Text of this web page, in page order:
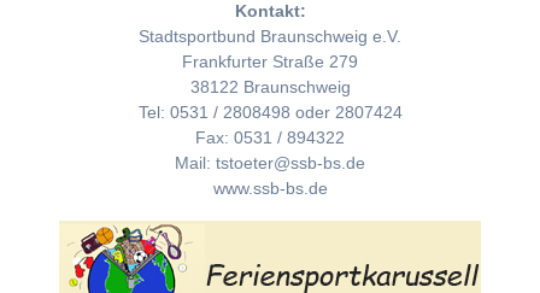
Kontakt:
Stadtsportbund Braunschweig e.V.
Frankfurter Straße 279
38122 Braunschweig
Tel: 0531 / 2808498 oder 2807424
Fax: 0531 / 894322
Mail: tstoeter@ssb-bs.de
www.ssb-bs.de